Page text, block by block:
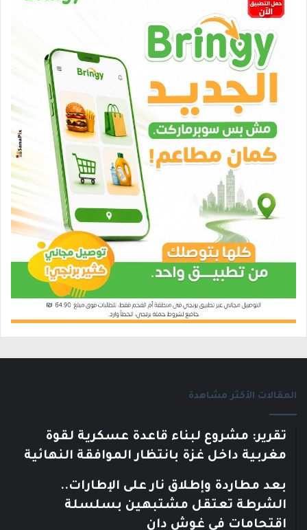
المقالات الأكثر مشاهدة
تقرير: مشروع لبناء قاعدة عسكرية لقوة
مغربية داخل غزة بانتظار الموافقة النهائية
بعد مطاردة وإطلاق نار على الإطارات..
الشرطة تعتقل مشتبهين بسلسلة
اقتحامات في غوش دان